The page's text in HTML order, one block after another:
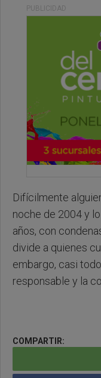
PUBLICIDAD
Difícilmente
noche de 2004 y
años, con
divide a quienes
embargo, casi
responsable y la
COMPARTIR: